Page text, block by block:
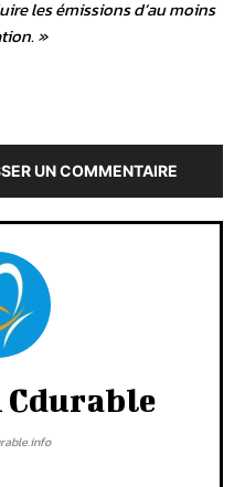
les émissions d’au moins
»
UN COMMENTAIRE
Cdurable